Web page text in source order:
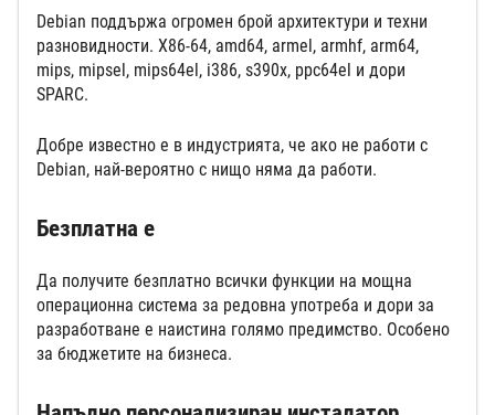
Debian поддържа огромен брой архитектури и техни
разновидности. X86-64, amd64, armel, armhf, arm64,
mips, mipsel, mips64el, i386, s390x, ppc64el и дори
SPARC.
Добре известно е в индустрията, че ако не работи с
Debian, най-вероятно с нищо няма да работи.
Безплатна е
Да получите безплатно всички функции на мощна
операционна система за редовна употреба и дори за
разработване е наистина голямо предимство. Особено
за бюджетите на бизнеса.